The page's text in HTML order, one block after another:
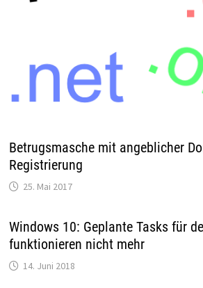
Betrugsmasche mit angeblicher
Registrierung
25. Mai 2017
Windows 10: Geplante Tasks für
funktionieren nicht mehr
14. Juni 2018